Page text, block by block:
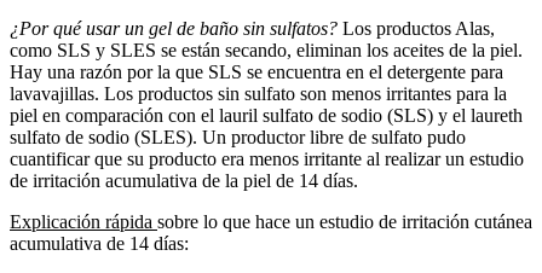
¿Por qué usar un gel de baño sin sulfatos? Los productos Alas,
como SLS y SLES se están secando, eliminan los aceites de la piel.
Hay una razón por la que SLS se encuentra en el detergente para
lavavajillas. Los productos sin sulfato son menos irritantes para la
piel en comparación con el lauril sulfato de sodio (SLS) y el laureth
sulfato de sodio (SLES). Un productor libre de sulfato pudo
cuantificar que su producto era menos irritante al realizar un estudio
de irritación acumulativa de la piel de 14 días.
Explicación rápida sobre lo que hace un estudio de irritación cutánea
acumulativa de 14 días: